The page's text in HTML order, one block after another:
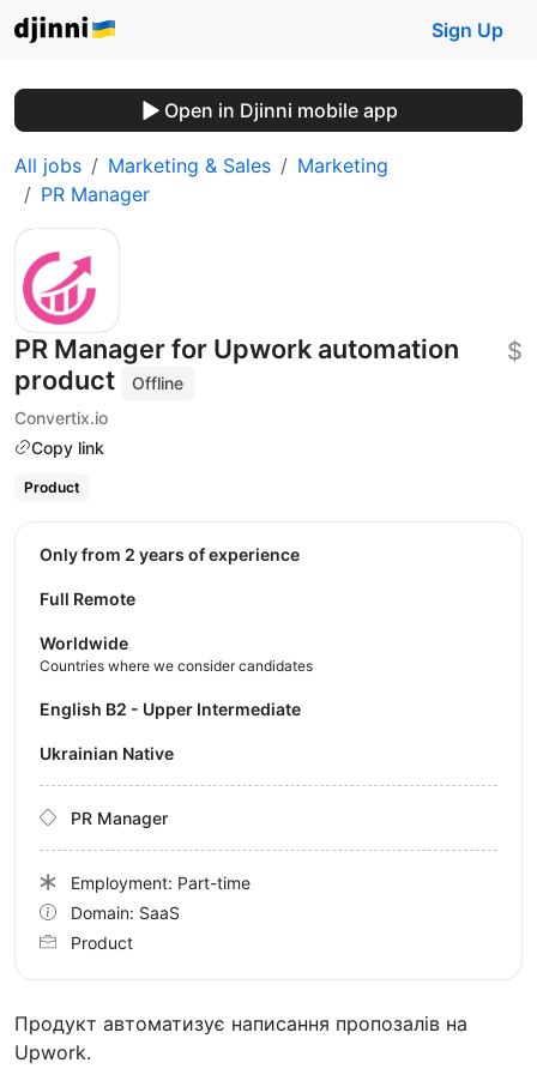
Sign Up
Open in Djinni mobile app
All jobs Marketing & Sales
Marketing
PR Manager
PR Manager for Upwork automation
product
Offline
Convertix.io
Copy link
$
Product
Продукт автоматизує написання пропозалів на
Upwork.
Only from 2 years of experience
Full Remote
Worldwide
Countries where we consider candidates
English B2 - Upper Intermediate
Ukrainian Native
PR Manager
Employment: Part-time
Domain: SaaS
Product